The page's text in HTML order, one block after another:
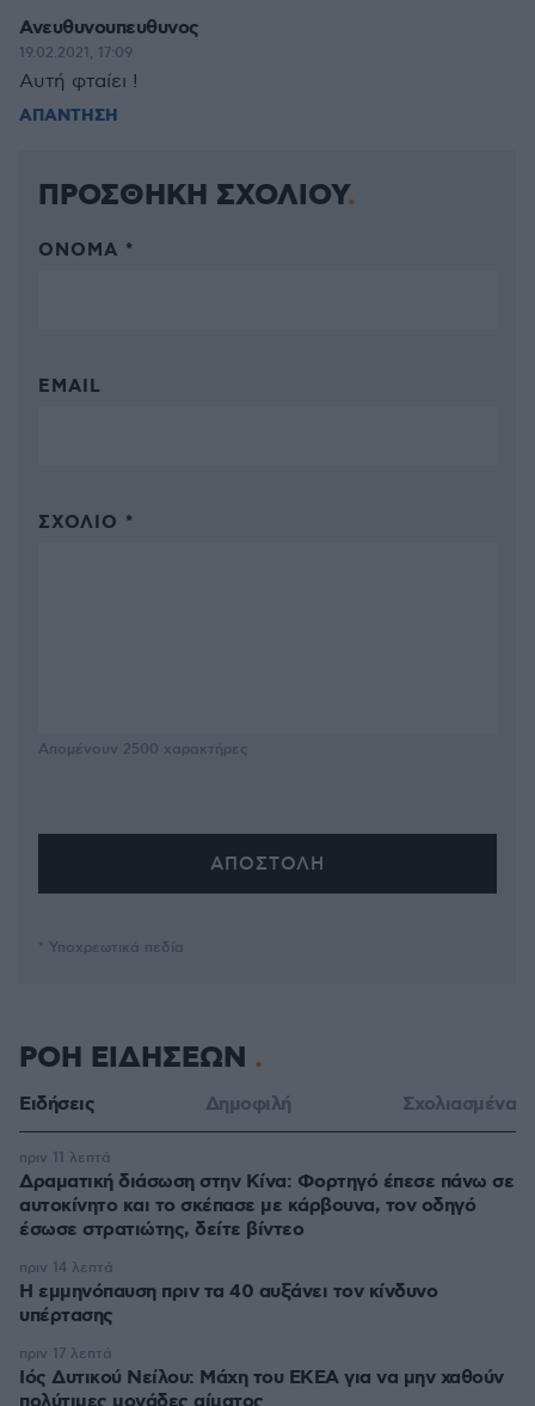
Ανευθυνουπευθυνος
19.02.2021, 17:09
Αυτή φταίει !
ΑΠΑΝΤΗΣΗ
ΠΡΟΣΘΗΚΗ ΣΧΟΛΙΟΥ
ΌΝΟΜΑ *
EMAIL
ΣΧΌΛΙΟ *
Απομένουν 2500 χαρακτήρες
* Υποχρεωτικά πεδία
ΡΟΗ ΕΙΔΗΣΕΩΝ
Ειδήσεις Δημοφιλή Σχολιασμένα
Δραματική διάσωση στην Κίνα: Φορτηγό έπεσε πάνω σε
αυτοκίνητο και το σκέπασε με κάρβουνα, τον οδηγό
έσωσε στρατιώτης, δείτε βίντεο
πριν 11 λεπτά
Η εμμηνόπαυση πριν τα 40 αυξάνει τον κίνδυνο
υπέρτασης
πριν 14 λεπτά
Ιός Δυτικού Νείλου: Μάχη του ΕΚΕΑ για να μην χαθούν
πριν 17 λεπτά